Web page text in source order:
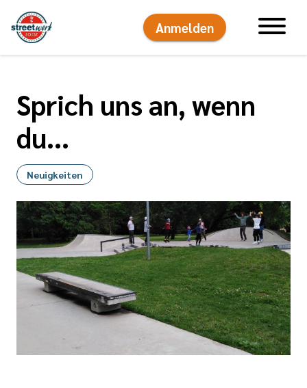
Anmelden
Sprich uns an, wenn
du...
Neuigkeiten